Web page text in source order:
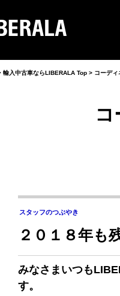
輸入中古車ならLIBERALA Top > コーデ
スタッフのつぶやき
２０１８年も
みなさまいつも
す。